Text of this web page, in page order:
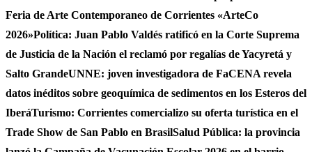
Feria de Arte Contemporaneo de Corrientes «ArteCo
2026»Política: Juan Pablo Valdés ratificó en la Corte Suprema
de Justicia de la Nación el reclamó por regalías de Yacyretá y
Salto GrandeUNNE: joven investigadora de FaCENA revela
datos inéditos sobre geoquímica de sedimentos en los Esteros del
IberáTurismo: Corrientes comercializo su oferta turística en el
Trade Show de San Pablo en BrasilSalud Pública: la provincia